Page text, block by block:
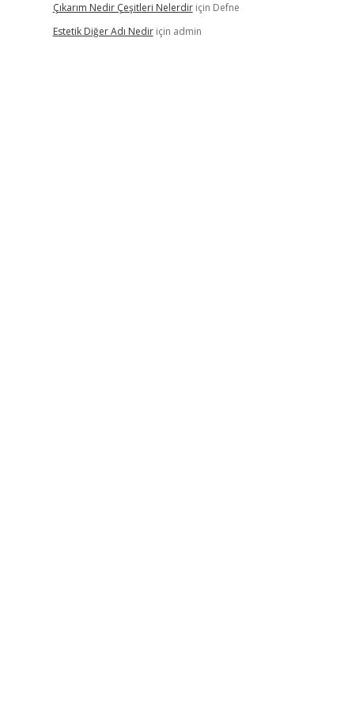
Çıkarım Nedir Çeşitleri Nelerdiriçin Defne
Estetik Diğer Adı Nediriçin admin